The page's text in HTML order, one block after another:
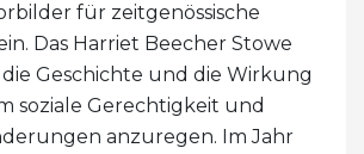
für zeitgenössische
Das Harriet Beecher Stowe
Geschichte und die Wirkung
soziale Gerechtigkeit und
anzuregen. Im Jahr